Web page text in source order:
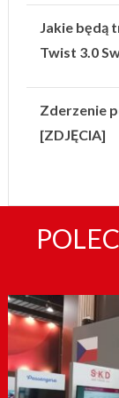
Jakie będą
Twist 3.0
Zderzenie
[ZDJĘCIA]